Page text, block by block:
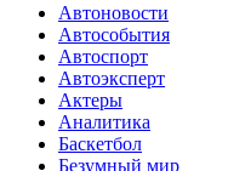
Автоновости
Автособытия
Автоспорт
Автоэксперт
Актеры
Аналитика
Баскетбол
Безумный мир